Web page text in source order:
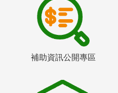
補助資訊公開專區